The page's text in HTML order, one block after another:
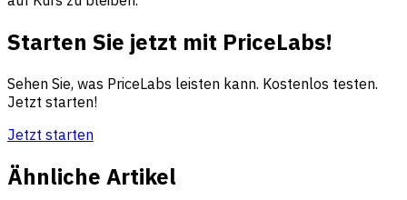
Starten Sie jetzt mit PriceLabs!
Sehen Sie, was PriceLabs leisten kann. Kostenlos testen.
Jetzt starten!
Jetzt starten
Ähnliche Artikel